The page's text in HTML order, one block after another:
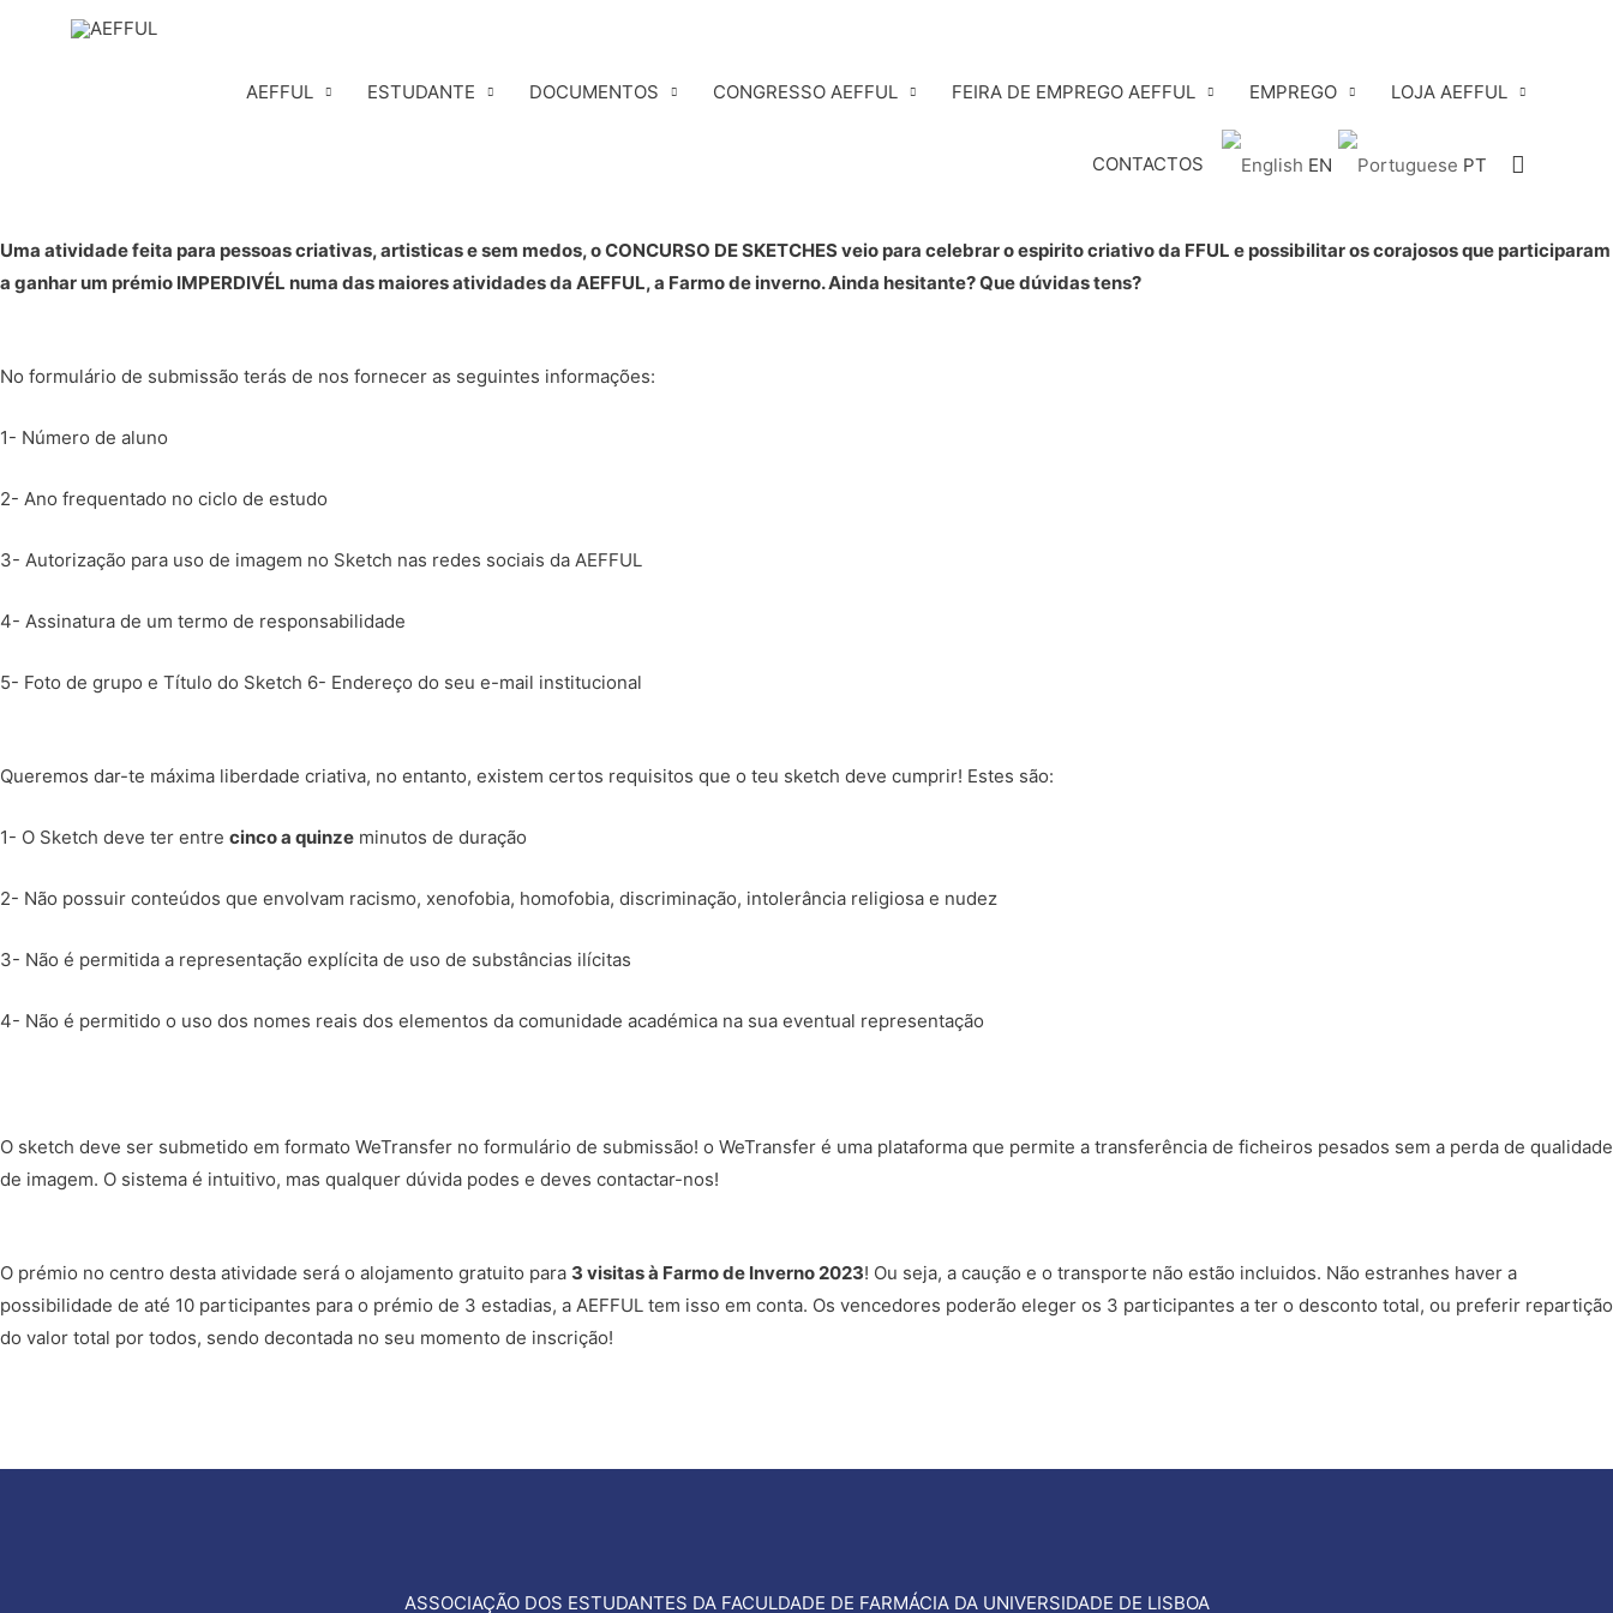
AEFFUL ESTUDANTE DOCUMENTOS CONGRESSO AEFFUL FEIRA DE EMPREGO AEFFUL EMPREGO LOJA AEFFUL
CONTACTOS EN PT Search
Uma atividade feita para pessoas criativas, artisticas e sem medos, o CONCURSO DE SKETCHES veio para celebrar o espirito criativo da FFUL e possibilitar os corajosos que participaram
a ganhar um prémio IMPERDIVÉL numa das maiores atividades da AEFFUL, a Farmo de inverno. Ainda hesitante? Que dúvidas tens?
No formulário de submissão terás de nos fornecer as seguintes informações:
1- Número de aluno
2- Ano frequentado no ciclo de estudo
3- Autorização para uso de imagem no Sketch nas redes sociais da AEFFUL
4- Assinatura de um termo de responsabilidade
5- Foto de grupo e Título do Sketch 6- Endereço do seu e-mail institucional
Queremos dar-te máxima liberdade criativa, no entanto, existem certos requisitos que o teu sketch deve cumprir! Estes são:
1- O Sketch deve ter entre cinco a quinze minutos de duração
2- Não possuir conteúdos que envolvam racismo, xenofobia, homofobia, discriminação, intolerância religiosa e nudez
3- Não é permitida a representação explícita de uso de substâncias ilícitas
4- Não é permitido o uso dos nomes reais dos elementos da comunidade académica na sua eventual representação
O sketch deve ser submetido em formato WeTransfer no formulário de submissão! o WeTransfer é uma plataforma que permite a transferência de ficheiros pesados sem a perda de qualidade
de imagem. O sistema é intuitivo, mas qualquer dúvida podes e deves contactar-nos!
O prémio no centro desta atividade será o alojamento gratuito para 3 visitas à Farmo de Inverno 2023! Ou seja, a caução e o transporte não estão incluidos. Não estranhes haver a
possibilidade de até 10 participantes para o prémio de 3 estadias, a AEFFUL tem isso em conta. Os vencedores poderão eleger os 3 participantes a ter o desconto total, ou preferir repartição
do valor total por todos, sendo decontada no seu momento de inscrição!
ASSOCIAÇÃO DOS ESTUDANTES DA FACULDADE DE FARMÁCIA DA UNIVERSIDADE DE LISBOA